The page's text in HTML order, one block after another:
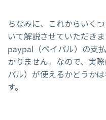
ちなみに、これからいく
いて解説させていただき
paypal（ペイパル）の支
かりません。なので、実
パル）が使えるかどうか
す。